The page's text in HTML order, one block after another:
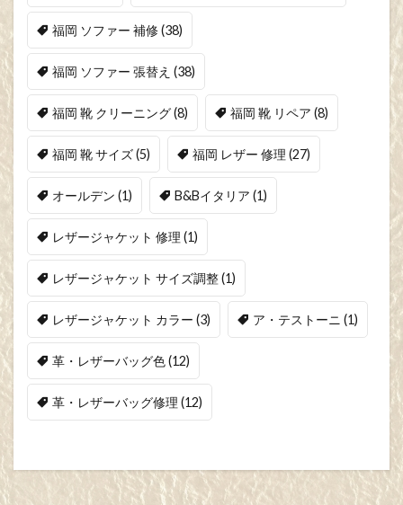
福岡 ソファー 補修(38)
福岡 ソファー 張替え (38)
福岡 靴 クリーニング(8) 福岡 靴 リペア (8)
福岡 靴 サイズ(5) 福岡 レザー 修理 (27)
オールデン (1) B&Bイタリア (1)
レザージャケット 修理 (1)
レザージャケット サイズ調整(1)
レザージャケット カラー (3) ア・テストーニ (1)
革・レザーバッグ色(12)
革・レザーバッグ修理 (12)